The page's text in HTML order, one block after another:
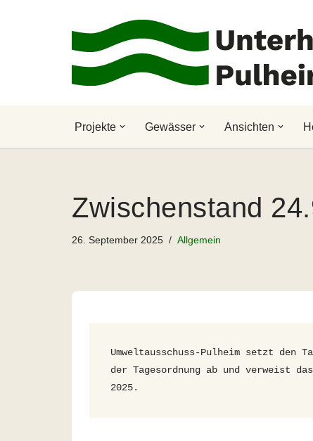
Projekte Gewässer Ansichten
Zwischenstand
26. September 2025 Allgemein
Umweltausschuss-Pulheim setzt den
der Tagesordnung ab und verweist
2025.